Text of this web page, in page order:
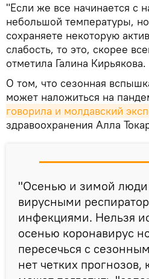
"Если же все начинается с
небольшой температуры,
сохраняете некоторую
слабость, то это, скорее
отметила Галина Кирьякова.
О том, что сезонная
может наложиться на
говорила и молдавский
здравоохранения Алла
"Осенью и зимой
вирусными
инфекциями. Нельзя
осенью коронавирус
пересечься с
нет четких прогнозов,